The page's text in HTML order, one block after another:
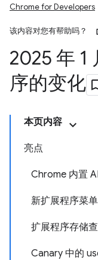
Chrome for Developers
该内容对您有帮助吗？
2025 年 1
序的变化
本页内容
亮点
Chrome 内置
新扩展程序菜单
扩展程序存储
Canary 中的